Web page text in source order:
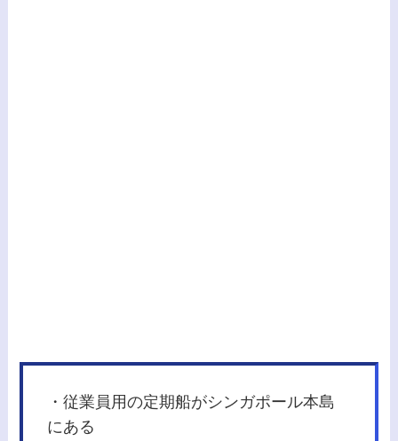
・従業員用の定期船がシンガポール本島
にある